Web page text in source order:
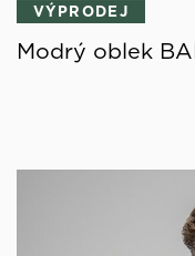
VÝPRODEJ
Modrý oblek